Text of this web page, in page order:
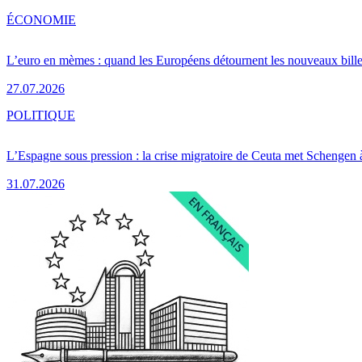
L’euro en mèmes : quand les Européens détournent les nouveaux
27.07.2026
ÉCONOMIE
L’Espagne sous pression : la crise migratoire de Ceuta met Schengen
31.07.2026
POLITIQUE